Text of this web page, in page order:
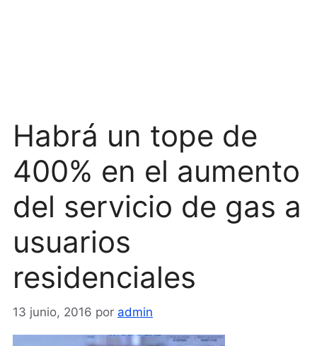
Habrá un tope de
400% en el aumento
del servicio de gas a
usuarios
residenciales
13 junio, 2016 por admin